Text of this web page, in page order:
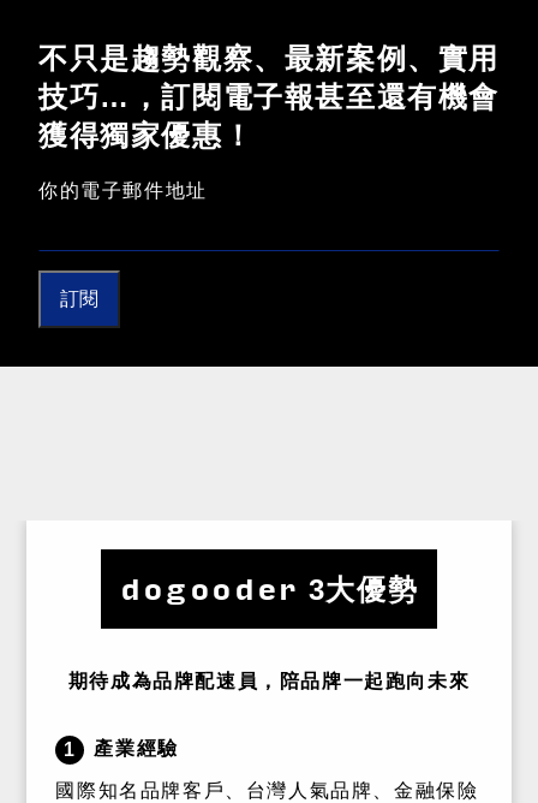
不只是趨勢觀察、最新案例、實用
技巧…，訂閱電子報甚至還有機會
獲得獨家優惠！
你的電子郵件地址
訂閱
dogooder 3大優勢
期待成為品牌配速員，陪品牌一起跑向未來
1 產業經驗
國際知名品牌客戶、台灣人氣品牌、金融保險